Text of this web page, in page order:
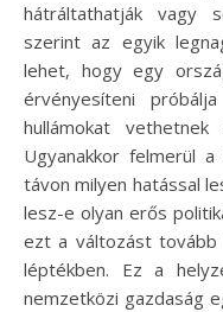
hátráltathatják vagy
szerint az egyik
lehet, hogy egy
érvényesíteni
hullámokat vethetnek
Ugyanakkor felmerül
távon milyen hatással
lesz-e olyan erős
ezt a változást tovább
léptékben. Ez a
nemzetközi gazdaság